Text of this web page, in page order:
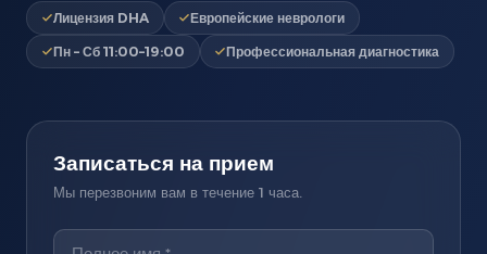
Лицензия DHA Европейские неврологи
Пн – Сб 11:00–19:00 Профессиональная диагностика
Записаться на прием
Мы перезвоним вам в течение 1 часа.